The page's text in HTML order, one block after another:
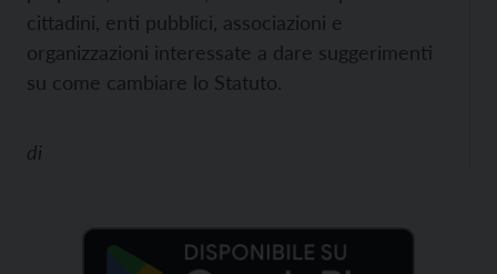
cittadini, enti pubblici, associazioni e
organizzazioni interessate a dare suggerimenti
su come cambiare lo Statuto.
di